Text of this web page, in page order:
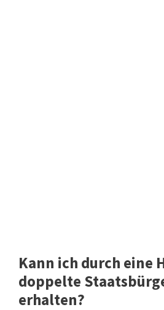
Kann ich durch eine
doppelte
erhalten?